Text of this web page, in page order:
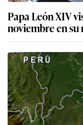
Papa León XIV
noviembre en